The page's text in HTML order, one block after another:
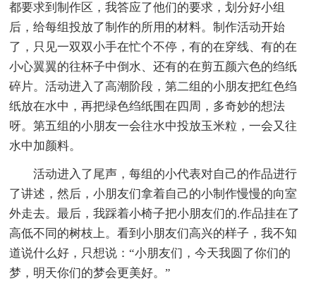
都要求到制作区，我答应了他们的要求，划分好小组
后，给每组投放了制作的所用的材料。制作活动开始
了，只见一双双小手在忙个不停，有的在穿线、有的在
小心翼翼的往杯子中倒水、还有的在剪五颜六色的绉纸
碎片。活动进入了高潮阶段，第二组的小朋友把红色绉
纸放在水中，再把绿色绉纸围在四周，多奇妙的想法
呀。第五组的小朋友一会往水中投放玉米粒，一会又往
水中加颜料。
活动进入了尾声，每组的小代表对自己的作品进行
了讲述，然后，小朋友们拿着自己的小制作慢慢的向室
外走去。最后，我踩着小椅子把小朋友们的.作品挂在了
高低不同的树枝上。看到小朋友们高兴的样子，我不知
道说什么好，只想说：“小朋友们，今天我圆了你们的
梦，明天你们的梦会更美好。”